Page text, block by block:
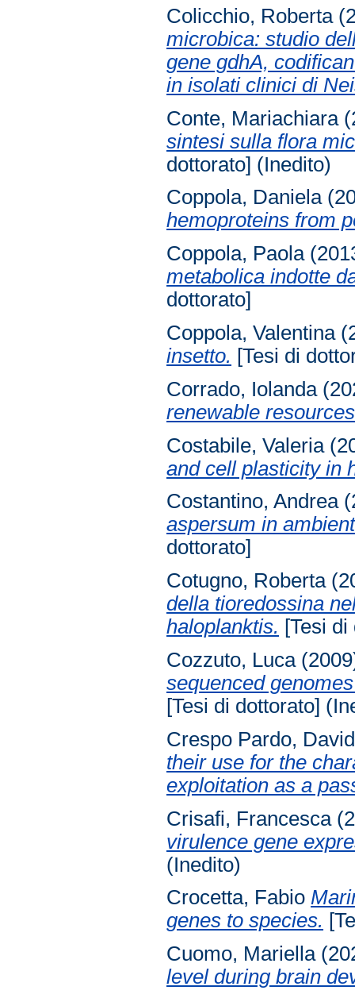
Colicchio, Roberta
microbica: studio
gene gdhA,
in isolati clinici di
Conte, Mariachiara
sintesi sulla flora
dottorato] (Inedito)
Coppola, Daniela
hemoproteins from
Coppola, Paola
metabolica indotte
dottorato]
Coppola, Valentina
insetto. [Tesi di
Corrado, Iolanda
renewable
Costabile, Valeria
and cell plasticity in
Costantino, Andrea
aspersum in
dottorato]
Cotugno, Roberta
della tioredossina
haloplanktis. [Tesi
Cozzuto, Luca
sequenced
[Tesi di dottorato]
Crespo Pardo, David
their use for the
exploitation as a
Crisafi, Francesca
virulence gene
(Inedito)
Crocetta, Fabio
genes to species.
Cuomo, Mariella
level during brain